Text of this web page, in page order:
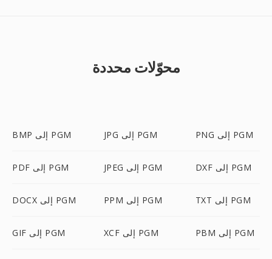
محوّلات محددة
BMP إلى PGM JPG إلى PGM PNG إلى PGM
PDF إلى PGM JPEG إلى PGM DXF إلى PGM
DOCX إلى PGM PPM إلى PGM TXT إلى PGM
GIF إلى PGM XCF إلى PGM PBM إلى PGM